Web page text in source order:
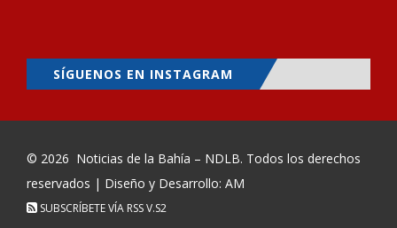
SÍGUENOS EN INSTAGRAM
© 2026 Noticias de la Bahía – NDLB. Todos los derechos
reservados | Diseño y Desarrollo: AM
SUBSCRÍBETE VÍA RSSV.S2